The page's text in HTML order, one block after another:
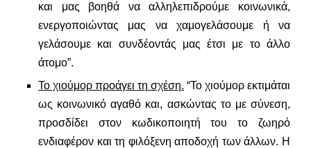
και μας βοηθά να αλληλεπιδρούμε κοινωνικά,
ενεργοποιώντας μας να χαμογελάσουμε ή να
γελάσουμε και συνδέοντάς μας έτσι με το άλλο
άτομο”.
Το χιούμορ προάγει τη σχέση. “Το χιούμορ εκτιμάται
ως κοινωνικό αγαθό και, ασκώντας το με σύνεση,
προσδίδει στον κωδικοποιητή του το ζωηρό
ενδιαφέρον και τη φιλόξενη αποδοχή των άλλων. Η